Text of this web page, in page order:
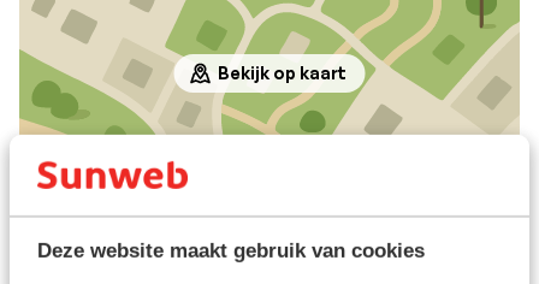
Deze website maakt gebruik van cookies
Bekijk op kaart
In de buurt
Afstand tot strand playa d'en bossa circa 2700